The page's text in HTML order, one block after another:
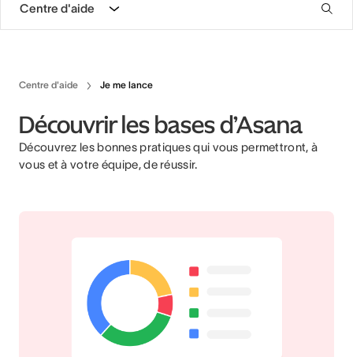
Centre d'aide
Centre d'aide Je me lance
Découvrir les bases d’Asana
Découvrez les bonnes pratiques qui vous permettront, à
vous et à votre équipe, de réussir.